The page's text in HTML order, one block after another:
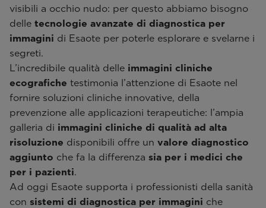
visibili a occhio nudo: per questo abbiamo bisogno
delle tecnologie avanzate di diagnostica per
immagini di Esaote per poterle esplorare e svelarne i
segreti.
L’incredibile qualità delle immagini cliniche
ecografiche testimonia l’attenzione di Esaote nel
fornire soluzioni cliniche innovative, della
prevenzione alle applicazioni terapeutiche: l’ampia
galleria di immagini cliniche di qualità ad alta
risoluzione disponibili offre un valore diagnostico
aggiunto che fa la differenza sia per i medici che
per i pazienti.
Ad oggi Esaote supporta i professionisti della sanità
con sistemi di diagnostica per immagini che